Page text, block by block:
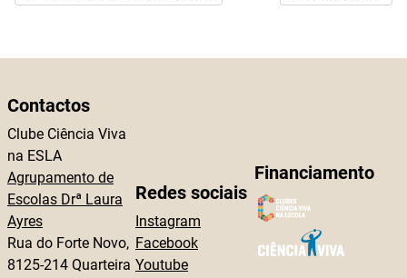
Contactos
Clube Ciência Viva
na ESLA
Agrupamento de
Escolas Drª Laura
Ayres
Rua do Forte Novo,
8125-214 Quarteira
Redes sociais
Instagram
Facebook
Youtube
Financiamento